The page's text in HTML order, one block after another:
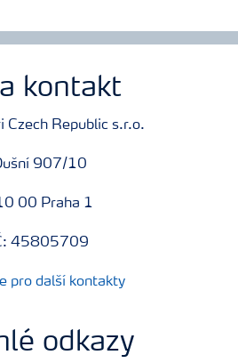
kontakt
Czech Republic s.r.o.
907/10
00 Praha 1
45805709
pro další kontakty
odkazy